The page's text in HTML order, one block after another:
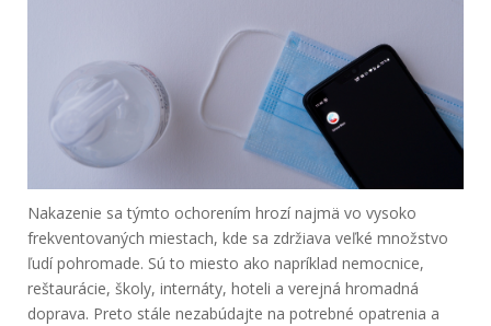
Nakazenie sa týmto ochorením hrozí najmä vo vysoko
frekventovaných miestach, kde sa zdržiava veľké množstvo
ľudí pohromade. Sú to miesto ako napríklad nemocnice,
reštaurácie, školy, internáty, hoteli a verejná hromadná
doprava. Preto stále nezabúdajte na potrebné opatrenia a